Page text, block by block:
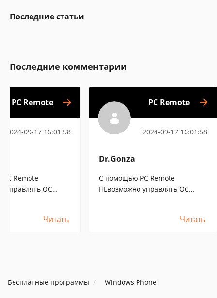
Последние статьи
Последние комментарии
PC Remote
2024-09-17 16:01:58
Remote
управлять ОС
Читать
PC Remote
2024-09-17 16:01:58
Dr.Gonza
С помощью PC Remote
НЕвозможно управлять ОС
Читать
Бесплатные программы Windows Phone